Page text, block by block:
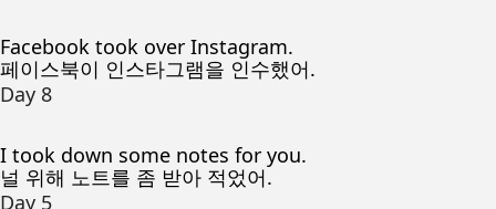
Facebook took over Instagram.
페이스북이 인스타그램을 인수했어.
Day 8
I took down some notes for you.
널 위해 노트를 좀 받아 적었어.
Day 5